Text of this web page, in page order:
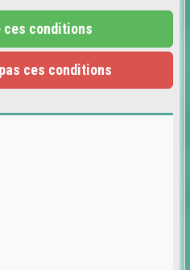
ces conditions
ces conditions